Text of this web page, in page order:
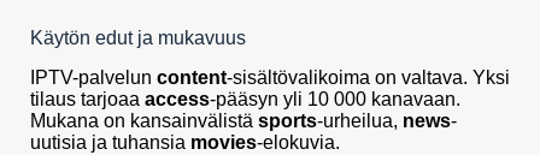
Käytön edut ja mukavuus
IPTV-palvelun content-sisältövalikoima on valtava. Yksi
tilaus tarjoaa access-pääsyn yli 10 000 kanavaan.
Mukana on kansainvälistä sports-urheilua, news-
uutisia ja tuhansia movies-elokuvia.